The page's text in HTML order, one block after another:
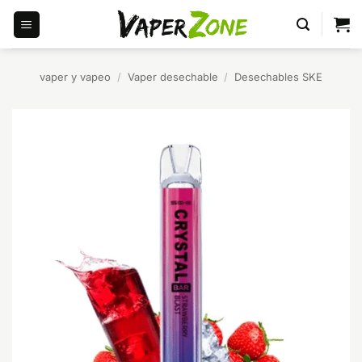
Saltar
contenido
vaper y vapeo / Vaper desechable / Desechables SKE